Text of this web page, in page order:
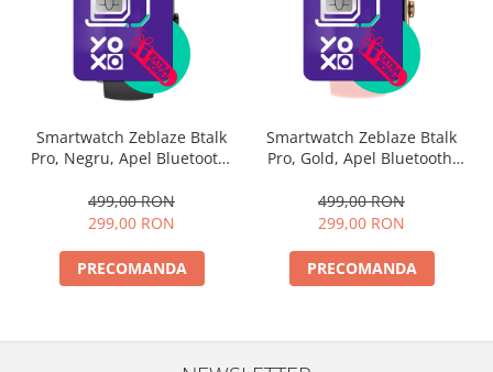
Smartwatch Zeblaze Btalk
Pro, Negru, Apel Bluetooth,
SpO2 și Ritm Cardiac, Până
la 21 Zile Autonomie, IP68
499,00 RON
299,00 RON
PRECOMANDA
Smartwatch Zeblaze Btalk
Pro, Gold, Apel Bluetooth,
SpO2 și Ritm Cardiac, Până
la 21 Zile Autonomie, IP68
499,00 RON
299,00 RON
PRECOMANDA